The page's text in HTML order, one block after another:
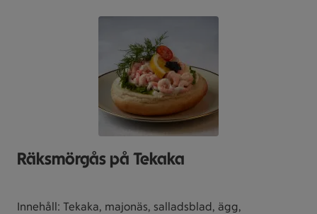
Räksmörgås på Tekaka
Innehåll: Tekaka, majonäs, salladsblad, ägg,